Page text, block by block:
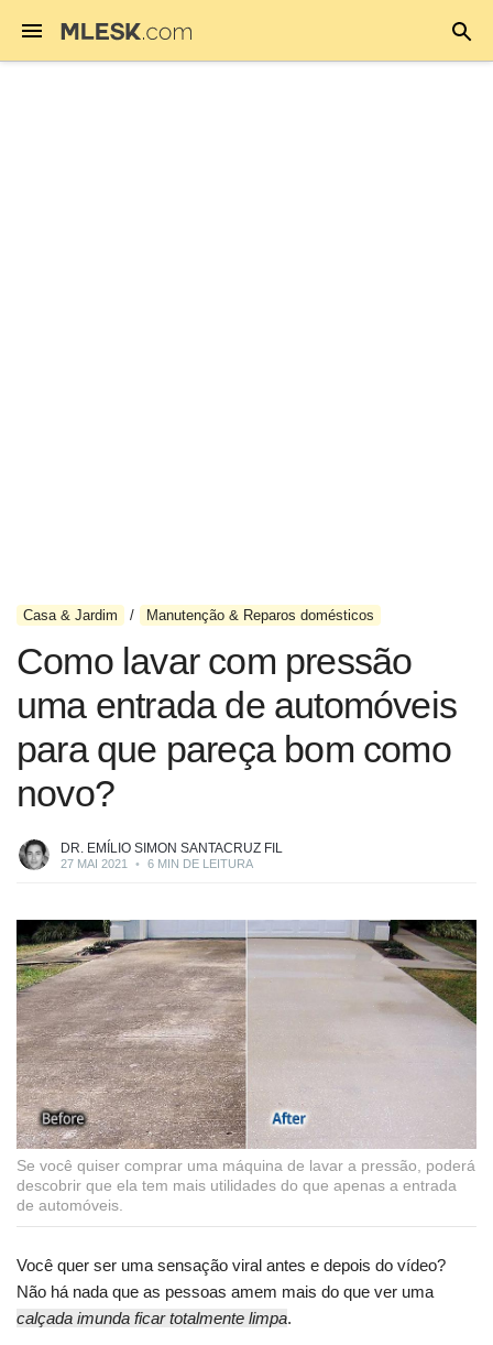
Casa & Jardim Manutenção & Reparos domésticos
Como lavar com pressão
uma entrada de automóveis
para que pareça bom como
novo?
DR. EMÍLIO SIMON SANTACRUZ FIL
27 MAI 2021 • 6 MIN DE LEITURA
Se você quiser comprar uma máquina de lavar a pressão, poderá
descobrir que ela tem mais utilidades do que apenas a entrada
de automóveis.
Você quer ser uma sensação viral antes e depois do vídeo?
Não há nada que as pessoas amem mais do que ver uma
calçada imunda ficar totalmente limpa.